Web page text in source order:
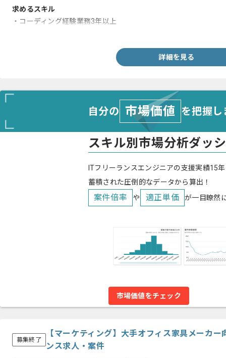
求めるスキル
・コーディング経験業務3年以上
詳細を見る
自分の 市場価値 を把握
スキル別市場分析ダッ
ITフリーランスエンジニアの支援実績15
蓄積された圧倒的なデータから算出！
案件倍率 や 適正単価 が一目瞭然
市場価値をチェック
募集終了
【マーケティング】大手オフィス家具メーカー
ンス求人・案件